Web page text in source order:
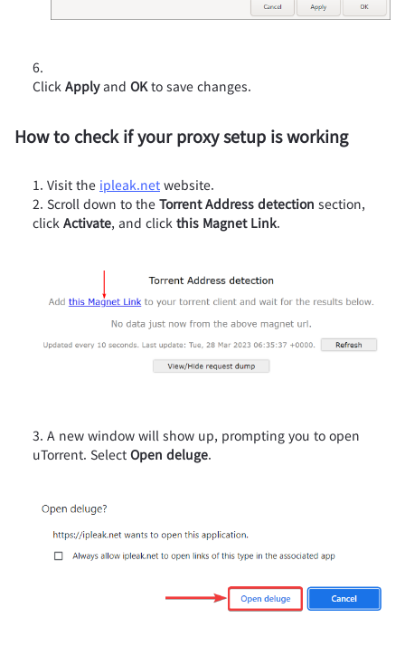
Click Applyand OK to save changes.
How to check if your proxy setup is working
Visit the ipleak.net website.
Scroll down to the Torrent Address detection section,
click Activate, and click this Magnet Link.
A new window will show up, prompting you to open
uTorrent. Select Open deluge.